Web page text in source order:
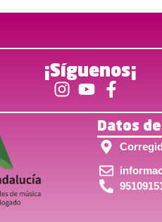
¡Síguenos¡
Datos